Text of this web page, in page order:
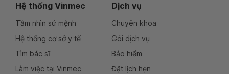
Hệ thống Vinmec
Tầm nhìn sứ mệnh
Hệ thống cơ sở y tế
Tìm bác sĩ
Làm việc tại Vinmec
Dịch vụ
Chuyên khoa
Gói dịch vụ
Bảo hiểm
Đặt lịch hẹn